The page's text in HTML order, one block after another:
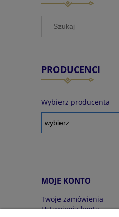
PRODUCENCI
Wybierz producenta
MOJE KONTO
Twoje zamówienia
Ustawienia konta